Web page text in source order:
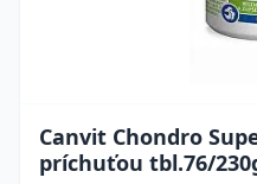
Canvit Chondro
príchuťou tbl.76/